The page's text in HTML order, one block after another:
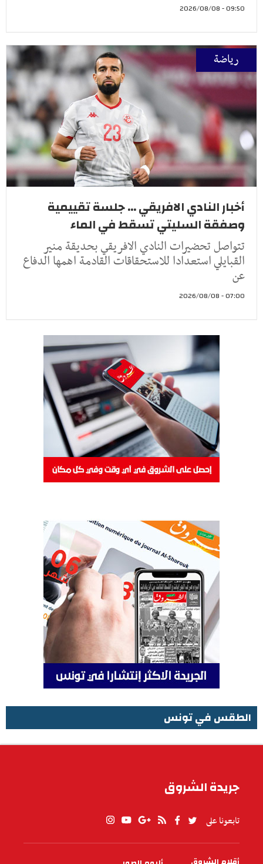
09:50 - 2026/08/08
رياضة
أخبار النادي الافريقي ... جلسة تقييمية
وصفقة السليتي تسقط في الماء
تتواصل تحضيرات النادي الافريقي بحديقة منير
القبايلي استعدادا للاستحقاقات القادمة اهمها الدفاع
عن
07:00 - 2026/08/08
الطقس في تونس
جريدة الشروق
تابعونا على